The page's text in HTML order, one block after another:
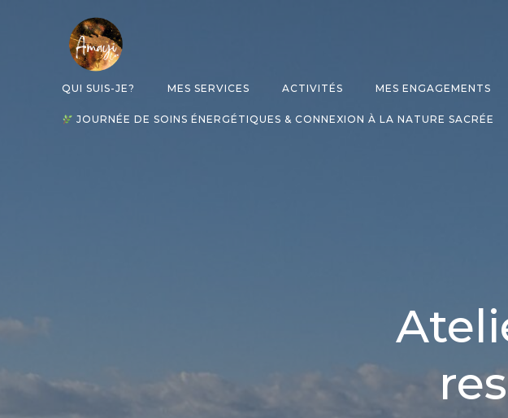
QUI SUIS-JE? MES SERVICES ACTIVITÉS MES ENGAGEMENTS
JOURNÉE DE SOINS ÉNERGÉTIQUES & CONNEXION À LA NATURE SACRÉE